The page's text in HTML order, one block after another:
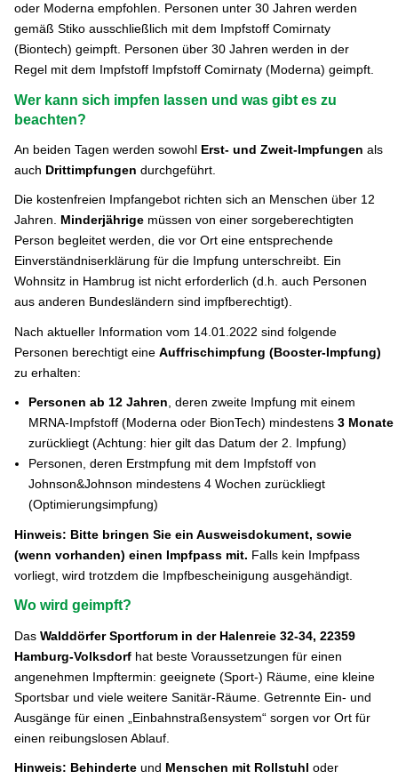
oder Moderna empfohlen. Personen unter 30 Jahren werden
gemäß Stiko ausschließlich mit dem Impfstoff Comirnaty
(Biontech) geimpft. Personen über 30 Jahren werden in der
Regel mit dem Impfstoff Impfstoff Comirnaty (Moderna) geimpft.
Wer kann sich impfen lassen und was gibt es zu
beachten?
An beiden Tagen werden sowohl Erst- und Zweit-Impfungen als
auch Drittimpfungen durchgeführt.
Die kostenfreien Impfangebot richten sich an Menschen über 12
Jahren. Minderjährige müssen von einer sorgeberechtigten
Person begleitet werden, die vor Ort eine entsprechende
Einverständniserklärung für die Impfung unterschreibt. Ein
Wohnsitz in Hambrug ist nicht erforderlich (d.h. auch Personen
aus anderen Bundesländern sind impfberechtigt).
Nach aktueller Information vom 14.01.2022 sind folgende
Personen berechtigt eine Auffrischimpfung (Booster-Impfung)
zu erhalten:
Personen ab 12 Jahren, deren zweite Impfung mit einem
MRNA-Impfstoff (Moderna oder BionTech) mindestens3 Monate
zurückliegt (Achtung: hier gilt das Datum der 2. Impfung)
Personen, deren Erstmpfung mit dem Impfstoff von
Johnson&Johnson mindestens 4 Wochen zurückliegt
(Optimierungsimpfung)
Hinweis: Bitte bringen Sie ein Ausweisdokument, sowie
(wenn vorhanden) einen Impfpass mit. Falls kein Impfpass
vorliegt, wird trotzdem die Impfbescheinigung ausgehändigt.
Wo wird geimpft?
Das Walddörfer Sportforum in der Halenreie 32-34, 22359
Hamburg-Volksdorfhat beste Voraussetzungen für einen
angenehmen Impftermin: geeignete (Sport-) Räume, eine kleine
Sportsbar und viele weitere Sanitär-Räume. Getrennte Ein- und
Ausgänge für einen „Einbahnstraßensystem“ sorgen vor Ort für
einen reibungslosen Ablauf.
Hinweis: Behinderte und Menschen mit Rollstuhl oder